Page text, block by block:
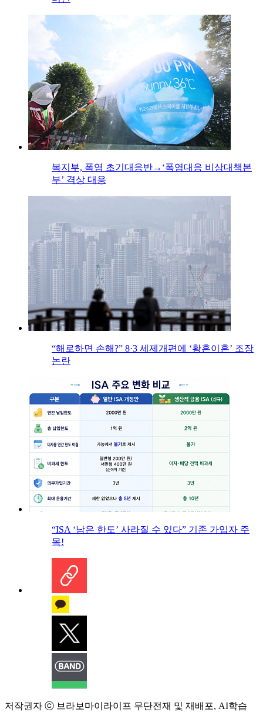
복지부, 폭염 초기대응반→‘폭염대응 비상대책본
부’ 격상 대응
“해로하면 손해?” 8·3 세제개편에 ‘황혼이혼’ 조장
논란
“ISA ‘남은 한도’ 사라질 수 있다” 기존 가입자 주
목!
저작권자 ⓒ 브라보마이라이프 무단전재 및 재배포, AI학습